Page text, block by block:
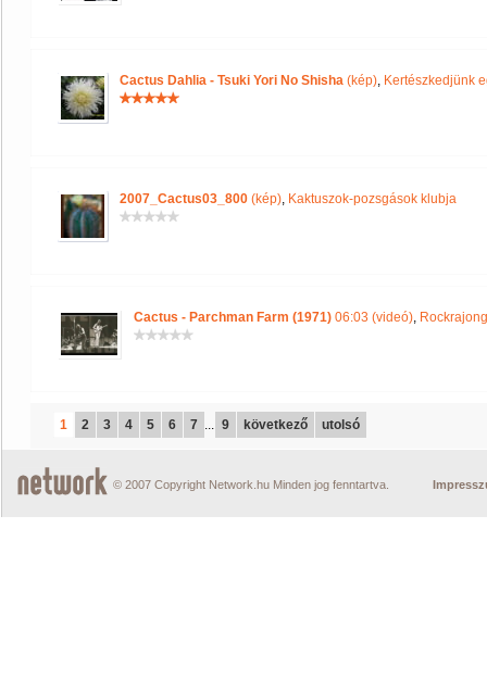
Cactus Dahlia - Tsuki Yori No Shisha (kép), Kertészkedjünk
2007_Cactus03_800 (kép), Kaktuszok-pozsgások klubja
Cactus - Parchman Farm (1971) 06:03 (videó),
1 2 3 4 5 6 7 ... 9 következő utolsó
© 2007 Copyright Network.hu Minden jog fenntartva.